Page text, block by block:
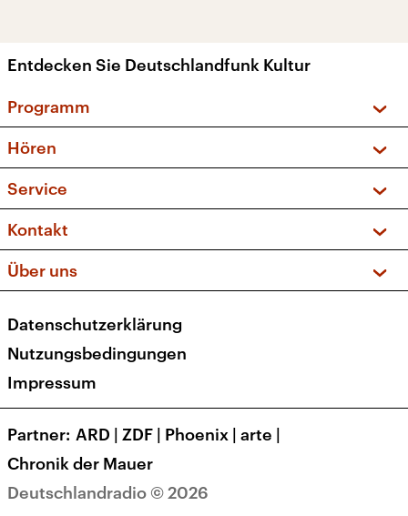
Entdecken Sie Deutschlandfunk Kultur
Programm
Sendungen und Podcasts
Musikliste
Kakadu – Das Kinderprogramm
Hören
Frequenzen (UKW + DAB+)
Service
FAQ
Apps
Newsletter
Veranstaltungen
Kontakt
Social Media
Über uns
Presse
Karriere
Transparenz
Deutschlandradio © 2026
Datenschutzerklärung
Nutzungsbedingungen
Impressum
Partner ARD | ZDF | Phoenix | arte |
Chronik der Mauer